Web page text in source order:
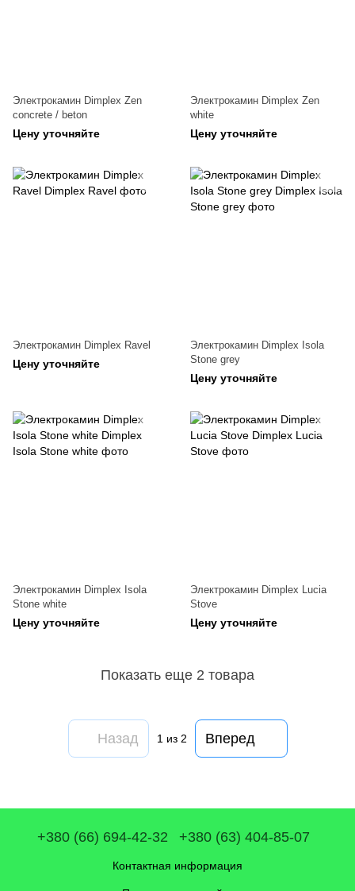
Электрокамин Dimplex Zen
concrete / beton
Цену уточняйте
Электрокамин Dimplex Zen
white
Цену уточняйте
Электрокамин Dimplex Ravel
Цену уточняйте
Электрокамин Dimplex Isola
Stone grey
Цену уточняйте
Электрокамин Dimplex Isola
Stone white
Цену уточняйте
Электрокамин Dimplex Lucia
Stove
Цену уточняйте
Показать еще 2 товара
Назад 1 из 2 Вперед
+380 (66) 694-42-32 +380 (63) 404-85-07
Контактная информация